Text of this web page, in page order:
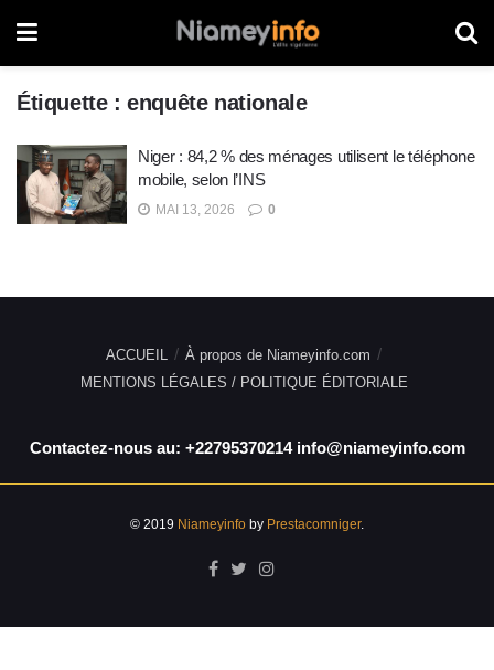
Étiquette :enquête nationale
Niger : 84,2 % des ménages utilisent le téléphone
mobile, selon l’INS
MAI 13, 2026 0
ACCUEIL
À propos de Niameyinfo.com
MENTIONS LÉGALES / POLITIQUE ÉDITORIALE
Contactez-nous au: +22795370214 info@niameyinfo.com
© 2019 Niameyinfo by Prestacomniger.